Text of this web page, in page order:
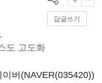
답글쓰기
도 고도화
버(NAVER(035420))